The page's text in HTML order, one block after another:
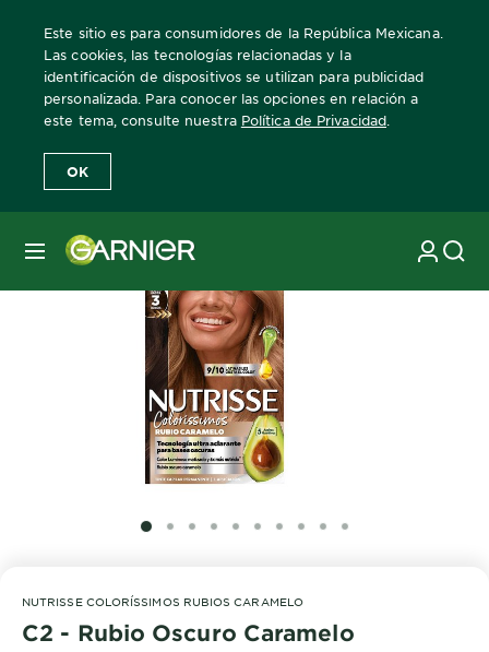
Este sitio es para consumidores de la República Mexicana.
Las cookies, las tecnologías relacionadas y la
identificación de dispositivos se utilizan para publicidad
personalizada. Para conocer las opciones en relación a
este tema, consulte nuestra Política de Privacidad
OK
MENÚ
Home Nutrisse Coloríssimos Rubios Caramelo C2-Rubio
SLIDE 1
SLIDE 2
SLIDE 3
SLIDE 4
SLIDE 5
SLIDE 6
SLIDE 7
SLIDE 8
SLIDE 9
SLIDE 10
NUTRISSE COLORÍSSIMOS RUBIOS CARAMELO
C2 - Rubio Oscuro Caramelo